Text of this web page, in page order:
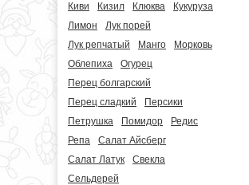
Киви
Кизил Клюква
Кукуруза
Лимон
Лук порей
Лук репчатый
Манго
Морковь
Облепиха
Огурец
Перец болгарский
Перец сладкий
Персики
Петрушка
Помидор
Редис
Репа
Салат Айсберг
Салат Латук
Свекла
Сельдерей